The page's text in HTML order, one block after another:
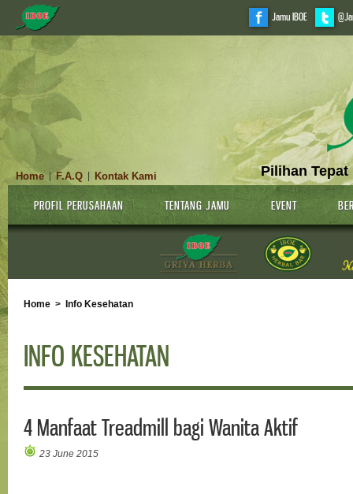
Jamu IBOE
Pilihan Tepat
Home |F.A.Q Kontak Kami
PROFIL PERUSAHAAN TENTANG JAMU EVENT
Home > Info Kesehatan
INFO KESEHATAN
4 Manfaat Treadmill bagi Wanita Aktif
23 June 2015